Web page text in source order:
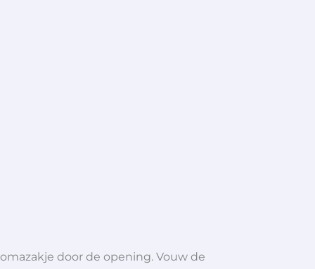
door de opening. Vouw de